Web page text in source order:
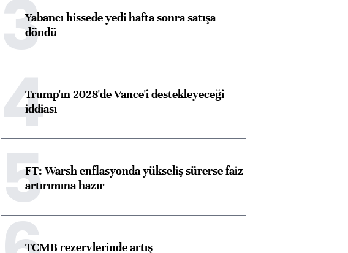
3Yabancı hissede yedi hafta sonra satışa
döndü
4Trump'ın 2028'de Vance'i destekleyeceği
iddiası
5FT: Warsh enflasyonda yükseliş sürerse faiz
artırımına hazır
TCMB rezervlerinde artış